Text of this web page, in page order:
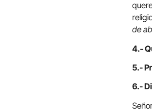
de
4.-
5.-
6.-